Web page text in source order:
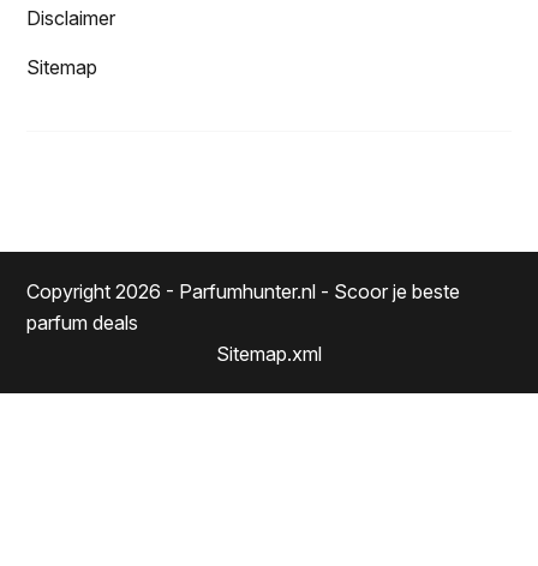
Disclaimer
Sitemap
Copyright 2026 - Parfumhunter.nl - Scoor je beste
parfum deals
Sitemap.xml